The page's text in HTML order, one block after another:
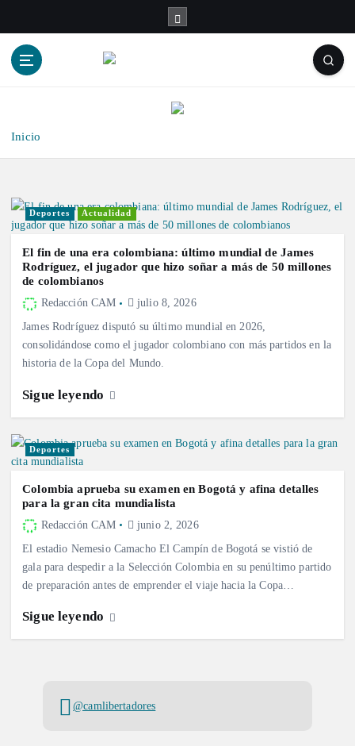
Inicio
Deportes Actualidad
El fin de una era colombiana: último mundial de James
Rodríguez, el jugador que hizo soñar a más de 50 millones
de colombianos
Redacción CAM julio 8, 2026
James Rodríguez disputó su último mundial en 2026,
consolidándose como el jugador colombiano con más partidos en la
historia de la Copa del Mundo.
Sigue leyendo
Deportes
Colombia aprueba su examen en Bogotá y afina detalles
para la gran cita mundialista
Redacción CAM junio 2, 2026
El estadio Nemesio Camacho El Campín de Bogotá se vistió de
gala para despedir a la Selección Colombia en su penúltimo partido
de preparación antes de emprender el viaje hacia la Copa…
Sigue leyendo
@camlibertadores